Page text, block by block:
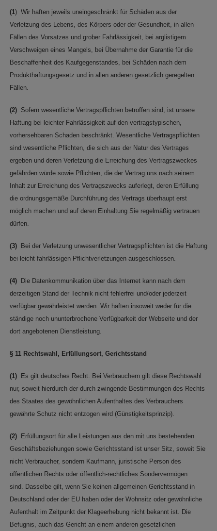
(1) Wir haften jeweils uneingeschränkt für Schäden aus der
Verletzung des Lebens, des Körpers oder der Gesundheit, in allen
Fällen des Vorsatzes und grober Fahrlässigkeit, bei arglistigem
Verschweigen eines Mangels, bei Übernahme der Garantie für die
Beschaffenheit des Kaufgegenstandes, bei Schäden nach dem
Produkthaftungsgesetz und in allen anderen gesetzlich geregelten
Fällen.
(2) Sofern wesentliche Vertragspflichten betroffen sind, ist unsere
Haftung bei leichter Fahrlässigkeit auf den vertragstypischen,
vorhersehbaren Schaden beschränkt. Wesentliche Vertragspflichten
sind wesentliche Pflichten, die sich aus der Natur des Vertrages
ergeben und deren Verletzung die Erreichung des Vertragszweckes
gefährden würde sowie Pflichten, die der Vertrag uns nach seinem
Inhalt zur Erreichung des Vertragszwecks auferlegt, deren Erfüllung
die ordnungsgemäße Durchführung des Vertrags überhaupt erst
möglich machen und auf deren Einhaltung Sie regelmäßig vertrauen
dürfen.
(3) Bei der Verletzung unwesentlicher Vertragspflichten ist die Haftung
bei leicht fahrlässigen Pflichtverletzungen ausgeschlossen.
(4) Die Datenkommunikation über das Internet kann nach dem
derzeitigen Stand der Technik nicht fehlerfrei und/oder jederzeit
verfügbar gewährleistet werden. Wir haften insoweit weder für die
ständige noch ununterbrochene Verfügbarkeit der Webseite und der
dort angebotenen Dienstleistung.
§ 11 Rechtswahl, Erfüllungsort, Gerichtsstand
(1) Es gilt deutsches Recht. Bei Verbrauchern gilt diese Rechtswahl
nur, soweit hierdurch der durch zwingende Bestimmungen des Rechts
des Staates des gewöhnlichen Aufenthaltes des Verbrauchers
gewährte Schutz nicht entzogen wird (Günstigkeitsprinzip).
(2) Erfüllungsort für alle Leistungen aus den mit uns bestehenden
Geschäftsbeziehungen sowie Gerichtsstand ist unser Sitz, soweit Sie
nicht Verbraucher, sondern Kaufmann, juristische Person des
öffentlichen Rechts oder öffentlich-rechtliches Sondervermögen
sind. Dasselbe gilt, wenn Sie keinen allgemeinen Gerichtsstand in
Deutschland oder der EU haben oder der Wohnsitz oder gewöhnliche
Aufenthalt im Zeitpunkt der Klageerhebung nicht bekannt ist. Die
Befugnis, auch das Gericht an einem anderen gesetzlichen